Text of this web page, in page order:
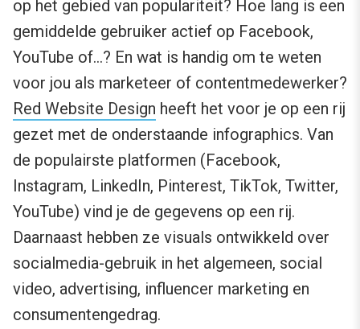
op het gebied van populariteit? Hoe lang is een
gemiddelde gebruiker actief op Facebook,
YouTube of…? En wat is handig om te weten
voor jou als marketeer of contentmedewerker?
Red Website Design heeft het voor je op een rij
gezet met de onderstaande infographics. Van
de populairste platformen (Facebook,
Instagram, LinkedIn, Pinterest, TikTok, Twitter,
YouTube) vind je de gegevens op een rij.
Daarnaast hebben ze visuals ontwikkeld over
socialmedia-gebruik in het algemeen, social
video, advertising, influencer marketing en
consumentengedrag.